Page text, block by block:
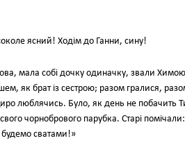
ясний! Ходім до Ганни, сину!
мала собі дочку одиначку, звали
як брат із сестрою; разом гралися,
люблячись. Було, як день не побачить
чорнобрового парубка. Старі
будемо сватами!»